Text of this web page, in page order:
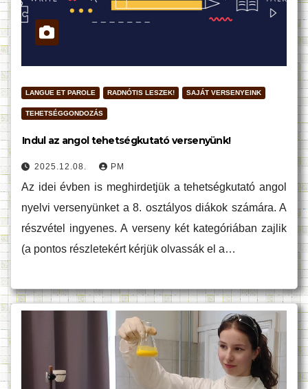
LANGUE ET PAROLE RADNÓTIS LESZEK! SAJÁT VERSENYEINK
TEHETSÉGGONDOZÁS
Indul az angol tehetségkutató versenyünk!
2025.12.08. PM
Az idei évben is meghirdetjük a tehetségkutató angol
nyelvi versenyünket a 8. osztályos diákok számára. A
részvétel ingyenes. A verseny két kategóriában zajlik
(a pontos részletekért kérjük olvassák el a…